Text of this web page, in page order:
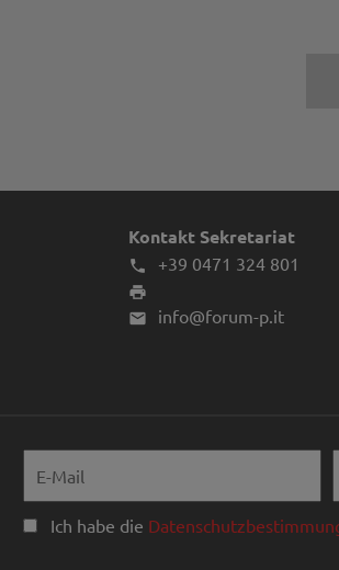
Kontakt Sekretariat
 +39 0471 324 801


info@forum-p.it
Ich habe die